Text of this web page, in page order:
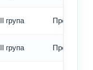
II група Превод -
II група Превод -